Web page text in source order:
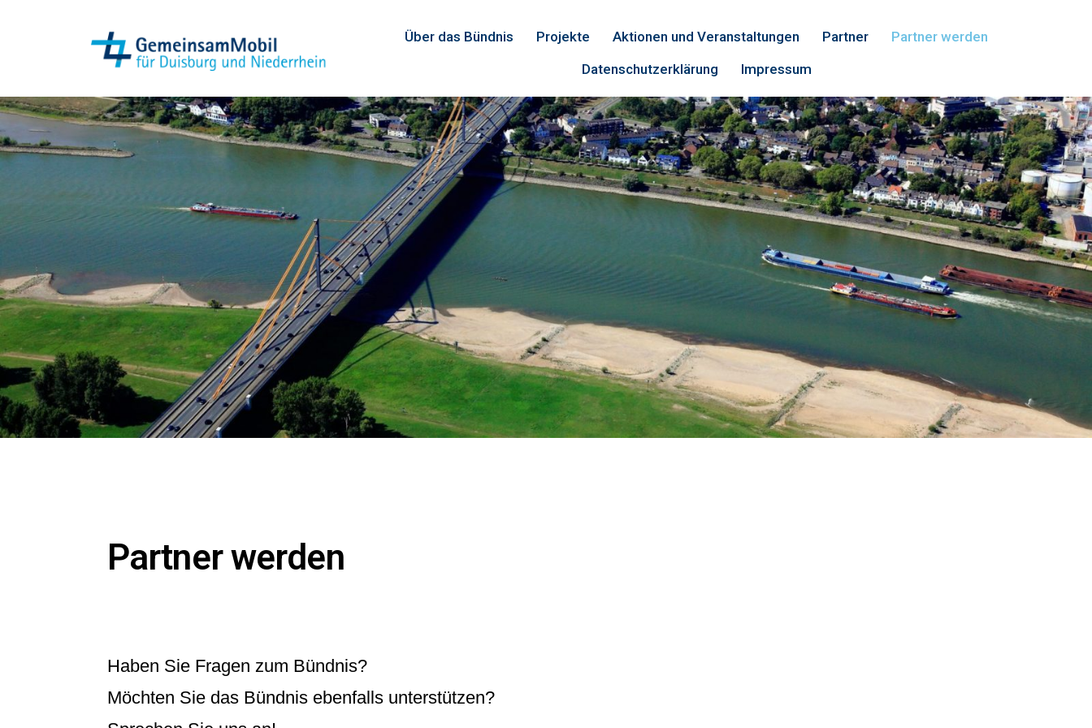
Über das Bündnis Projekte Aktionen und Veranstaltungen Partner
Partner werden
Datenschutzerklärung
Impressum
Partner werden
Haben Sie Fragen zum Bündnis?
Möchten Sie das Bündnis ebenfalls unterstützen?